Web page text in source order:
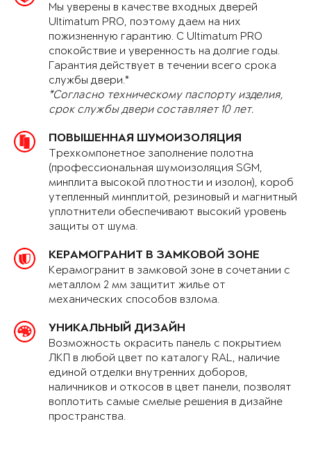
Мы уверены в качестве входных дверей
Ultimatum PRO, поэтому даем на них
пожизненную гарантию. С Ultimatum PRO
спокойствие и уверенность на долгие годы.
Гарантия действует в течении всего срока
службы двери.*
*Согласно техническому паспорту изделия,
срок службы двери составляет 10 лет.
ПОВЫШЕННАЯ ШУМОИЗОЛЯЦИЯ
Трехкомпонетное заполнение полотна
(профессиональная шумоизоляция SGM,
минплита высокой плотности и изолон), короб
утепленный минплитой, резиновый и магнитный
уплотнители обеспечивают высокий уровень
защиты от шума.
КЕРАМОГРАНИТ В ЗАМКОВОЙ ЗОНЕ
Керамогранит в замковой зоне в сочетании с
металлом 2 мм защитит жилье от
механических способов взлома.
УНИКАЛЬНЫЙ ДИЗАЙН
Возможность окрасить панель с покрытием
ЛКП в любой цвет по каталогу RAL, наличие
единой отделки внутренних доборов,
наличников и откосов в цвет панели, позволят
воплотить самые смелые решения в дизайне
пространства.